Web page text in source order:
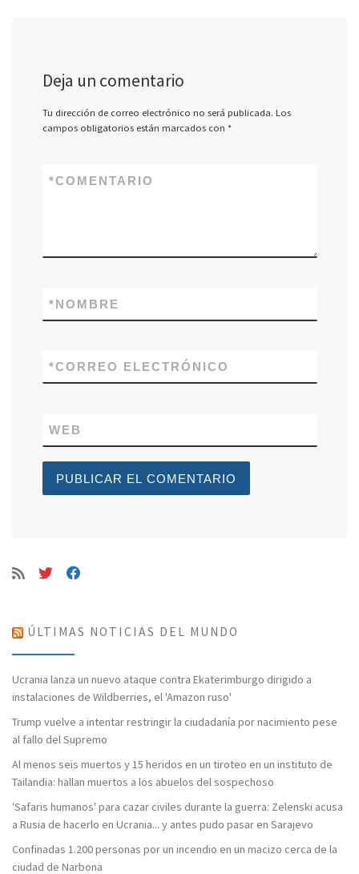
Deja un comentario
Tu dirección de correo electrónico no será publicada. Los
campos obligatorios están marcados con *
COMENTARIO
*
NOMBRE
*
CORREO ELECTRÓNICO
*
WEB
ÚLTIMAS NOTICIAS DEL MUNDO
Ucrania lanza un nuevo ataque contra Ekaterimburgo dirigido a
instalaciones de Wildberries, el 'Amazon ruso'
Trump vuelve a intentar restringir la ciudadanía por nacimiento pese
al fallo del Supremo
Al menos seis muertos y 15 heridos en un tiroteo en un instituto de
Tailandia: hallan muertos a los abuelos del sospechoso
'Safaris humanos' para cazar civiles durante la guerra: Zelenski acusa
a Rusia de hacerlo en Ucrania... y antes pudo pasar en Sarajevo
Confinadas 1.200 personas por un incendio en un macizo cerca de la
ciudad de Narbona